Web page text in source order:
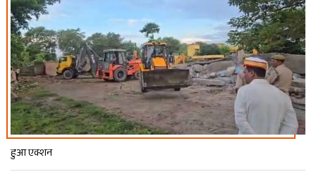
हुआ एक्शन